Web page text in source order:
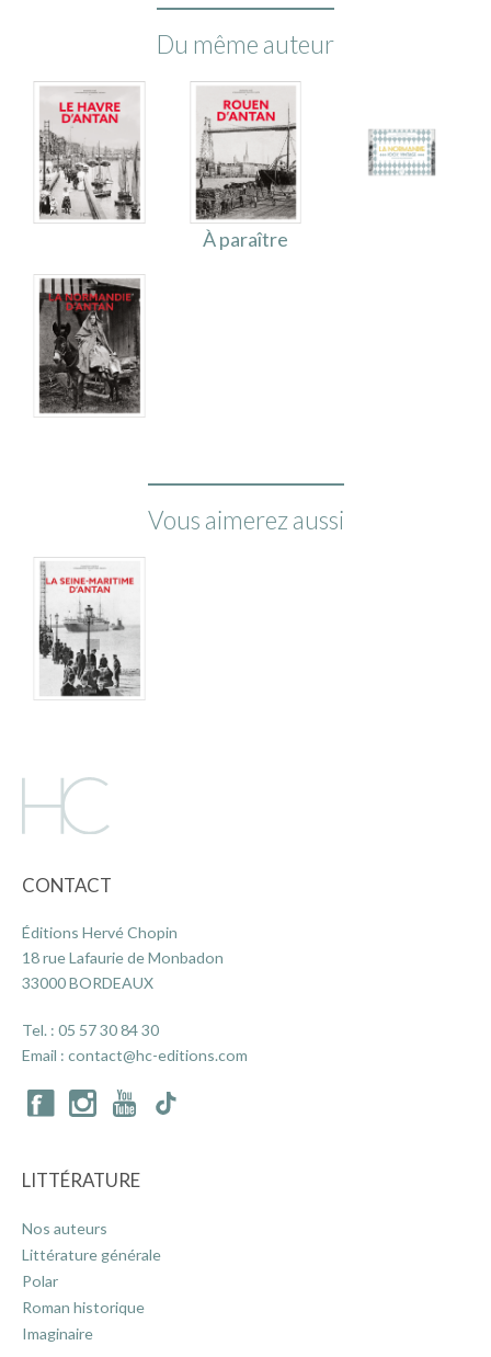
Du même auteur
À paraître
Vous aimerez aussi
CONTACT
Éditions Hervé Chopin
18 rue Lafaurie de Monbadon
33000 BORDEAUX
Tel. : 05 57 30 84 30
Email : contact@hc-editions.com
LITTÉRATURE
Nos auteurs
Littérature générale
Polar
Roman historique
Imaginaire